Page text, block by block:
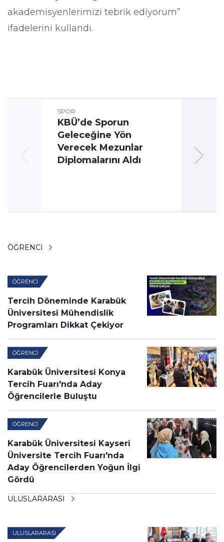
akademisyenlerimizi tebrik ediyorum”
ifadelerini kullandı.
SPOR
KBÜ’de Sporun
Geleceğine Yön
Verecek Mezunlar
Diplomalarını Aldı
ÖĞRENCI
ÖĞRENCI
Tercih Döneminde Karabük
Üniversitesi Mühendislik
Programları Dikkat Çekiyor
ÖĞRENCI
Karabük Üniversitesi Konya
Tercih Fuarı'nda Aday
Öğrencilerle Buluştu
ÖĞRENCI
Karabük Üniversitesi Kayseri
Üniversite Tercih Fuarı'nda
Aday Öğrencilerden Yoğun İlgi
Gördü
ULUSLARARASI
ULUSLARARASI